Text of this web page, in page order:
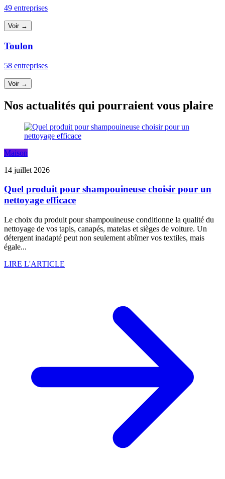
49 entreprises
Voir →
Toulon
58 entreprises
Voir →
Nos actualités qui pourraient vous plaire
Maison
14 juillet 2026
Quel produit pour shampouineuse choisir pour un
nettoyage efficace
Le choix du produit pour shampouineuse conditionne la qualité du
nettoyage de vos tapis, canapés, matelas et sièges de voiture. Un
détergent inadapté peut non seulement abîmer vos textiles, mais
égale...
LIRE L'ARTICLE